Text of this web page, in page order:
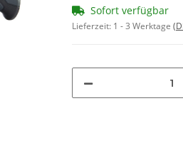
Sofort verfügbar
Lieferzeit: 1 - 3 Werktage